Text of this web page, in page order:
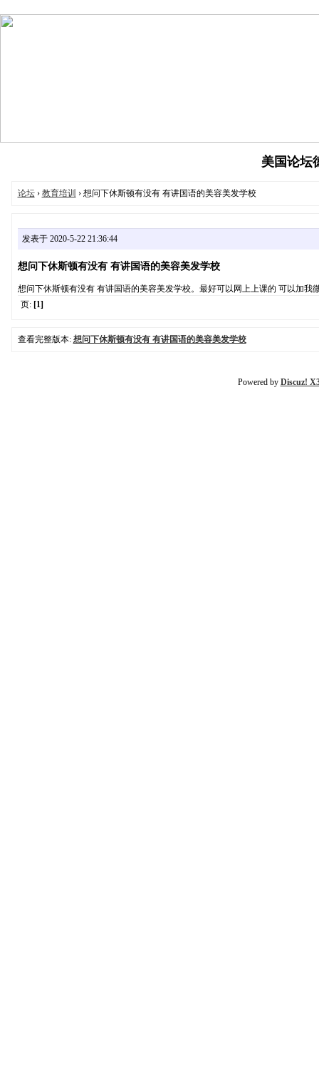
美国论坛
论坛› 教育培训 › 想问下休斯顿有没有 有讲国语的美容美发学校
发表于 2020-5-22 21:36:44
想问下休斯顿有没有 有讲国语的美容美发学校
想问下休斯顿有没有 有讲国语的美容美发学校。最好可以网上上课的 可以加我
页: [1]
查看完整版本: 想问下休斯顿有没有 有讲国语的美容美发学校
Powered by Discuz!